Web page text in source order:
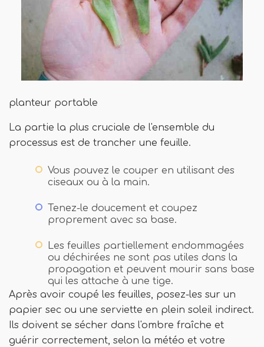
planteur portable
La partie la plus cruciale de l'ensemble du
processus est de trancher une feuille.
Vous pouvez le couper en utilisant des
ciseaux ou à la main.
Tenez-le doucement et coupez
proprement avec sa base.
Les feuilles partiellement endommagées
ou déchirées ne sont pas utiles dans la
propagation et peuvent mourir sans base
qui les attache à une tige.
Après avoir coupé les feuilles, posez-les sur un
papier sec ou une serviette en plein soleil indirect.
Ils doivent se sécher dans l'ombre fraîche et
guérir correctement, selon la météo et votre